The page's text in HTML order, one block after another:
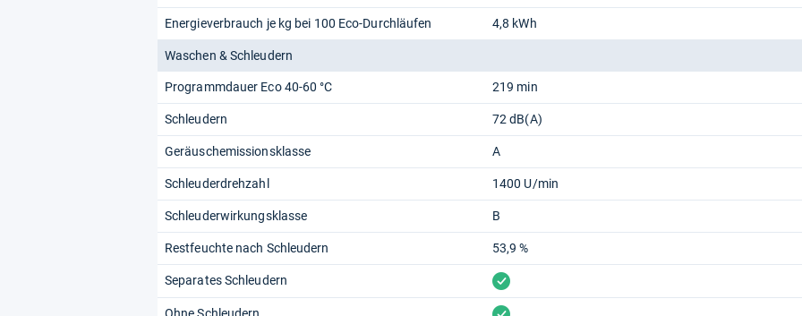
Energieverbrauch je kg bei 100 Eco-Durchläufen 4,8 kWh
Waschen & Schleudern
Programmdauer Eco 40-60 °C 219 min
Schleudern 72 dB(A)
Geräuschemissionsklasse A
Schleuderdrehzahl 1400 U/min
Schleuderwirkungsklasse B
Restfeuchte nach Schleudern 53,9 %
Separates Schleudern vorhanden